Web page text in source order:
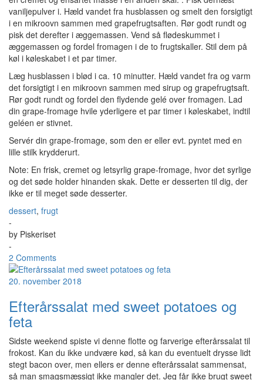
vaniljepulver i. Hæld vandet fra husblassen og smelt den forsigtigt
i en mikroovn sammen med grapefrugtsaften. Rør godt rundt og
pisk det derefter i æggemassen. Vend så flødeskummet i
æggemassen og fordel fromagen i de to frugtskaller. Stil dem på
køl i køleskabet i et par timer.
Læg husblassen i blød i ca. 10 minutter. Hæld vandet fra og varm
det forsigtigt i en mikroovn sammen med sirup og grapefrugtsaft.
Rør godt rundt og fordel den flydende gelé over fromagen. Lad
din grape-fromage hvile yderligere et par timer i køleskabet, indtil
geléen er stivnet.
Servér din grape-fromage, som den er eller evt. pyntet med en
lille stilk krydderurt.
Note: En frisk, cremet og letsyrlig grape-fromage, hvor det syrlige
og det søde holder hinanden skak. Dette er desserten til dig, der
ikke er til meget søde desserter.
dessert, frugt
-
by Piskeriset
-
2 Comments
20. november 2018
Efterårssalat med sweet potatoes og
feta
Sidste weekend spiste vi denne flotte og farverige efterårssalat til
frokost. Kan du ikke undvære kød, så kan du eventuelt drysse lidt
stegt bacon over, men ellers er denne efterårssalat sammensat,
så man smagsmæssigt ikke mangler det. Jeg får ikke brugt sweet